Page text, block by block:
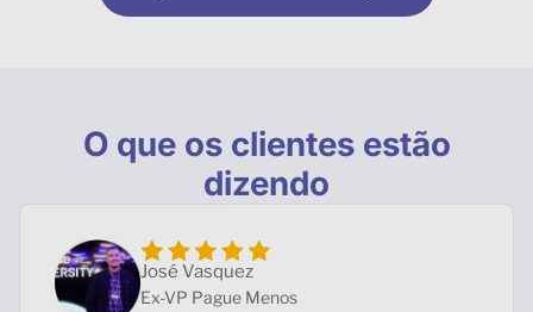
O que os clientes estão
dizendo
Neto José Abud
Diretor Febrafar